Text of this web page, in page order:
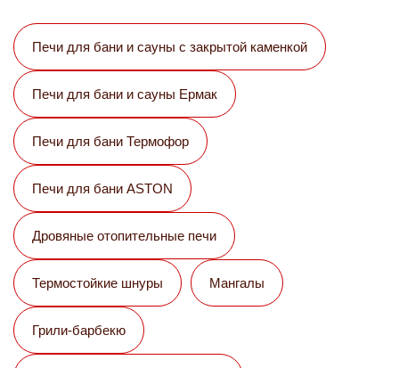
Печи для бани и сауны с закрытой каменкой
Печи для бани и сауны Eрмак
Печи для бани Термофор
Печи для бани ASTON
Дровяные отопительные печи
Термостойкие шнуры Мангалы
Грили-барбекю